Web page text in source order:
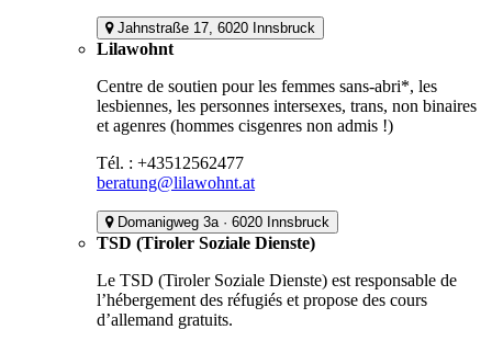
Jahnstraße 17, 6020 Innsbruck
Lilawohnt
Centre de soutien pour les femmes sans-abri*, les
lesbiennes, les personnes intersexes, trans, non binaires
et agenres (hommes cisgenres non admis !)
Tél. : +43512562477
beratung@lilawohnt.at
Domanigweg 3a · 6020 Innsbruck
TSD (Tiroler Soziale Dienste)
Le TSD (Tiroler Soziale Dienste) est responsable de
l’hébergement des réfugiés et propose des cours
d’allemand gratuits.